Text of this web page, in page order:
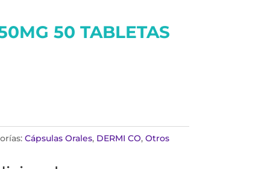
50 TABLETAS
Cápsulas Orales, DERMI CO, Otros